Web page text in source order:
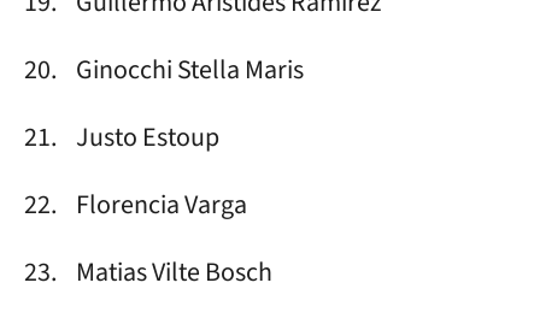
20. Ginocchi Stella Maris
21. Justo Estoup
22. Florencia Varga
23. Matias Vilte Bosch